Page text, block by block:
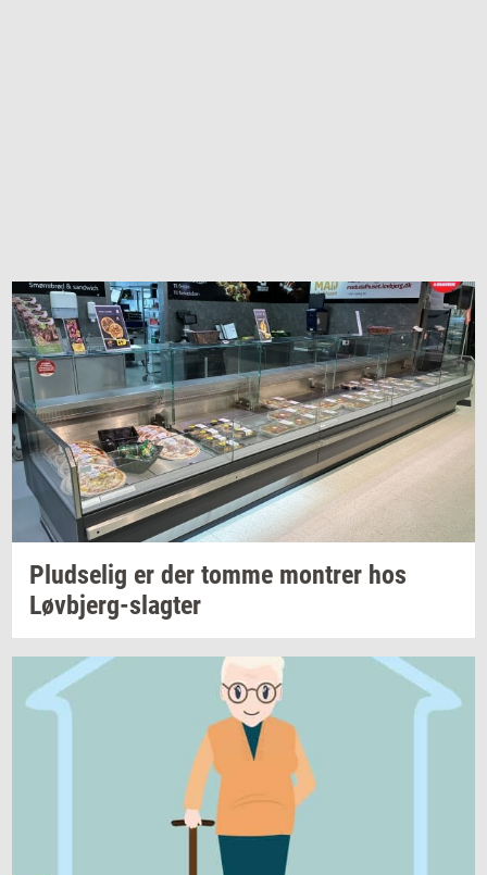
Plud­se­lig er der tomme mon­trer hos
Løvbjerg-​slagter